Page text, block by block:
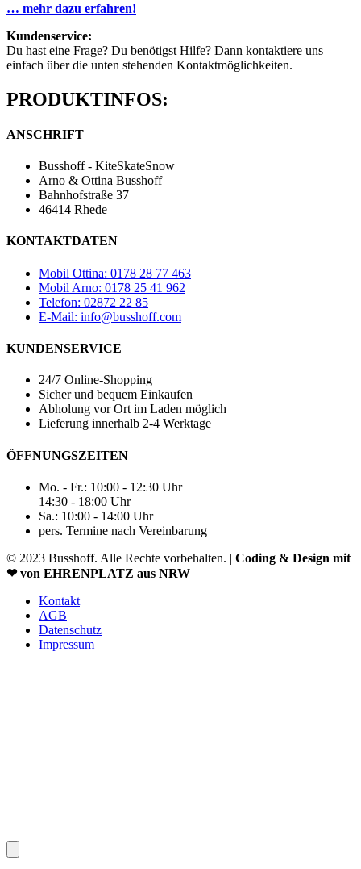
… mehr dazu erfahren!
Kundenservice:
Du hast eine Frage? Du benötigst Hilfe? Dann kontaktiere uns
einfach über die unten stehenden Kontaktmöglichkeiten.
PRODUKTINFOS:
ANSCHRIFT
Busshoff - KiteSkateSnow
Arno & Ottina Busshoff
Bahnhofstraße 37
46414 Rhede
KONTAKTDATEN
Mobil Ottina: 0178 28 77 463
Mobil Arno: 0178 25 41 962
Telefon: 02872 22 85
E-Mail: info@busshoff.com
KUNDENSERVICE
24/7 Online-Shopping
Sicher und bequem Einkaufen
Abholung vor Ort im Laden möglich
Lieferung innerhalb 2-4 Werktage
ÖFFNUNGSZEITEN
Mo. - Fr.: 10:00 - 12:30 Uhr
14:30 - 18:00 Uhr
Sa.: 10:00 - 14:00 Uhr
pers. Termine nach Vereinbarung
© 2023 Busshoff. Alle Rechte vorbehalten. | Coding & Design mit
❤ von EHRENPLATZ aus NRW
Kontakt
AGB
Datenschutz
Impressum